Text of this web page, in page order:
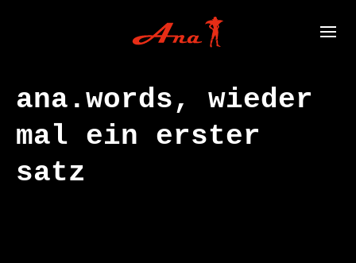
ana.words, wieder
mal ein erster
satz